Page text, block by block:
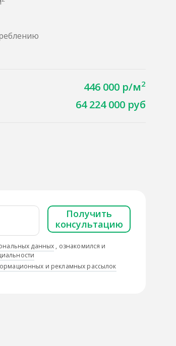
446 000 р/м2
64 224 000 руб
Получить
консультацию
данных , ознакомился и
и рекламных рассылок